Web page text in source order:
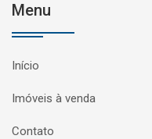
Menu
Início
Imóveis à venda
Contato